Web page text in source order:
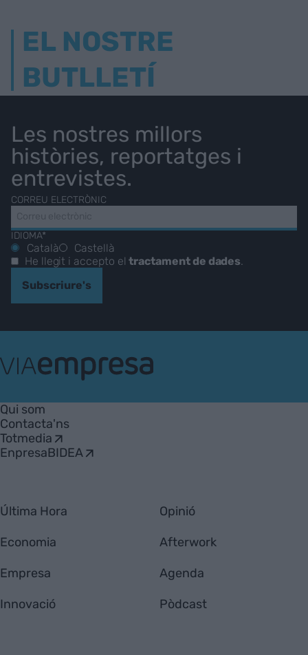
EL NOSTRE
BUTLLETÍ
Les nostres millors
històries, reportatges i
entrevistes.
CORREU ELECTRÒNIC
IDIOMA*
Català
Castellà
He llegit i accepto eltractament de dades.
Subscriure's
Empresa
Qui som
Contacta'ns
Totmedia
EnpresaBIDEA
Última Hora
Economia
Empresa
Innovació
Opinió
Afterwork
Agenda
Pòdcast